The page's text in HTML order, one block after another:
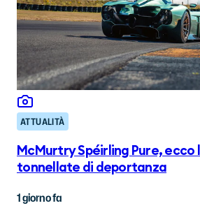
ATTUALITÀ
McMurtry Spéirling Pure, ecco
tonnellate di deportanza
1 giorno fa